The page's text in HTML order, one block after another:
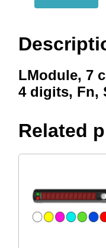
LModule, 7
4 digits, Fn,
Related